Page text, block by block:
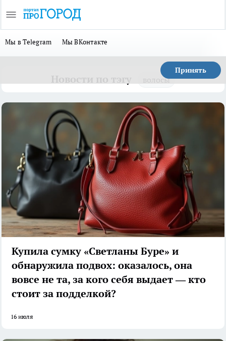
Мы в Telegram Мы ВКонтакте
Принять
волосы
Купила сумку «Светланы Буре» и
обнаружила подвох: оказалось, она
вовсе не та, за кого себя выдает — кто
стоит за подделкой?
16 июля